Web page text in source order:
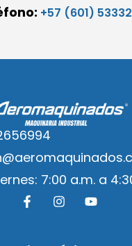
+57 (601)
7:00 a.m. a